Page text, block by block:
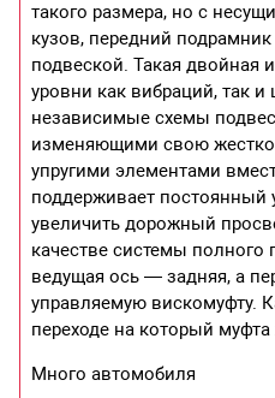
такого размера, но с
кузов, передний
подвеской. Такая двойная
уровни как вибраций, так
независимые схемы
изменяющими свою
упругими элементами
поддерживает постоянный
увеличить дорожный
качестве системы полного
ведущая ось — задняя, а
управляемую вискомуфту.
переходе на который муфта
Много автомобиля